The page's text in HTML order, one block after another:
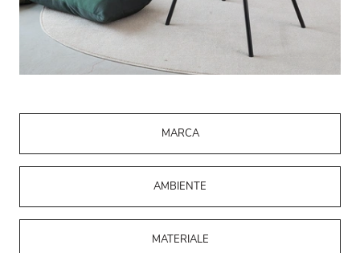
MARCA
AMBIENTE
MATERIALE